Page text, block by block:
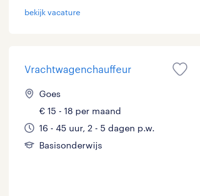
bekijk vacature
Vrachtwagenchauffeur
Goes
€ 15 - 18 per maand
16 - 45 uur, 2 - 5 dagen p.w.
Basisonderwijs